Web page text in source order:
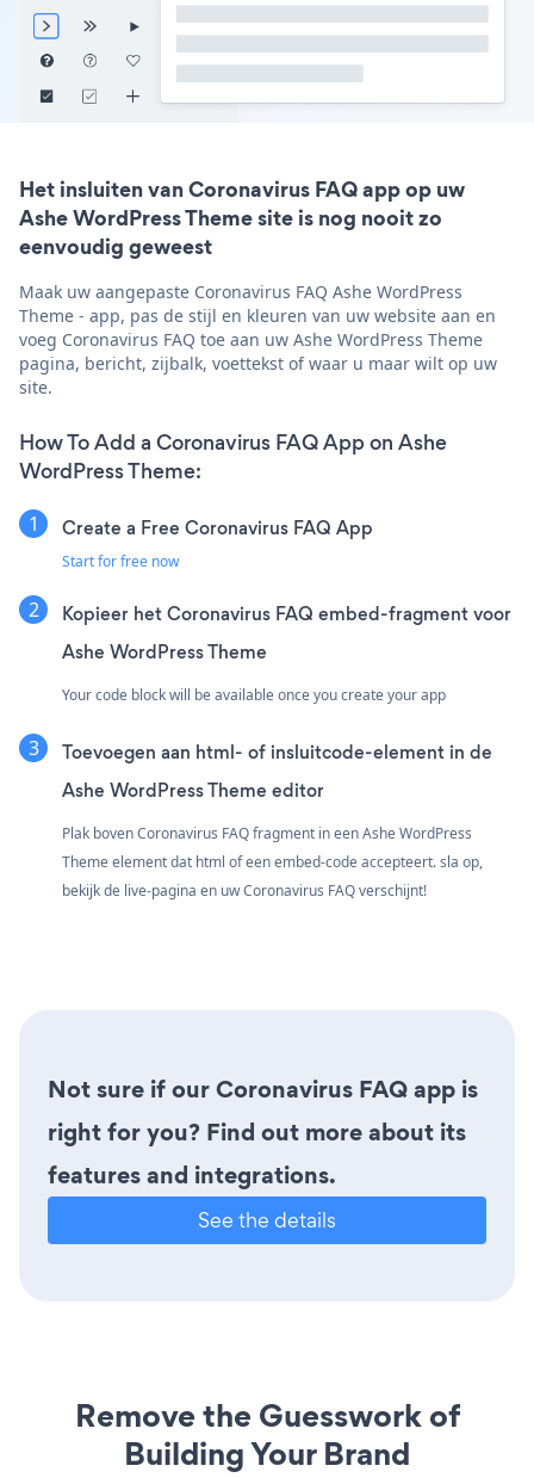
Het insluiten van Coronavirus FAQ app op uw
Ashe WordPress Theme site is nog nooit zo
eenvoudig geweest
Maak uw aangepaste Coronavirus FAQ Ashe WordPress
Theme - app, pas de stijl en kleuren van uw website aan en
voeg Coronavirus FAQ toe aan uw Ashe WordPress Theme
pagina, bericht, zijbalk, voettekst of waar u maar wilt op uw
site.
How To Add a Coronavirus FAQ App on Ashe
WordPress Theme:
Create a Free Coronavirus FAQ App
Start for free now
Kopieer het Coronavirus FAQ embed-fragment voor
Ashe WordPress Theme
Your code block will be available once you create your app
Toevoegen aan html- of insluitcode-element in de
Ashe WordPress Theme editor
Plak boven Coronavirus FAQ fragment in een Ashe WordPress
Theme element dat html of een embed-code accepteert. sla op,
bekijk de live-pagina en uw Coronavirus FAQ verschijnt!
Not sure if our Coronavirus FAQ app is
right for you? Find out more about its
features and integrations.
See the details
Remove the Guesswork of
Building Your Brand